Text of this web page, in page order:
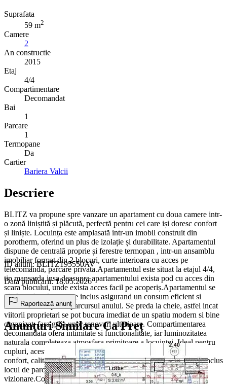
Suprafata
59 m2
Camere
2
An constructie
2015
Etaj
4/4
Compartimentare
Decomandat
Bai
1
Parcare
1
Termopane
Da
Cartier
Bariera Valcii
Descriere
BLITZ va propune spre vanzare un apartament cu doua camere intr-
o zonă liniștită și plăcută, perfectă pentru cei care iși doresc confort
și liniște. Locuința este amplasată intr-un imobil construit din
porotherm, oferind un plus de izolație și durabilitate. Apartamentul
dispune de centrală proprie și ferestre termopan , intr-un ansamblu
imobiliar format din 2 blocuri, curte interioara cu acces pe
telecomanda, parcare privata.Apartamentul este situat la etajul 4/4,
tip mansarda insa deasupra apartamentului exista pod cu acces din
scara blocului, unde exista acces facil pe acoperiș.Apartamentul se
vinde cu loc de parcare inclus asigurand un consum eficient si
confort termic pe tot parcursul anului. Se preda la cheie, astfel incat
viitorii proprietari se pot bucura imediat de un spatiu modern si bine
organizat, fara grija unor renovari ulterioare. Compartimentarea
decomandata ofera intimitate si functionalitate, iar luminozitatea
naturala completeaza atmosfera primitoare a locuintei. Ideal pentru
cupluri, acest apartament reprezinta un echilibru perfect intre
confort, calitate si liniste. La pretul afisat se adauga Tva si este inclus
locul de parcare. Pentru mai multe detalii va asteptam la
vizionare.Cod oferta / ID BLITZ: P172483
ID anunț: BLITZ195550AV
Data publicării: 18.05.2026
Raportează anunț
Anunțuri Similare Ca Preț